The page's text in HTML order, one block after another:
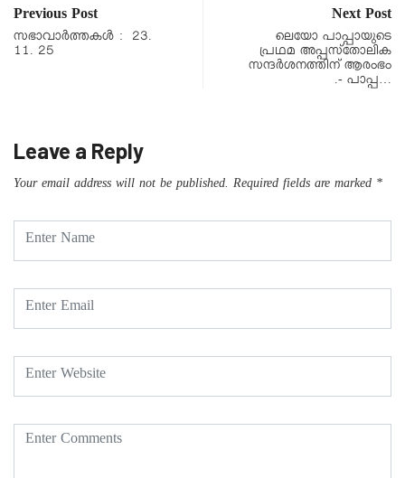
Previous Post
സഭാവാര്‍ത്തകള്‍ : 23.
11. 25
Next Post
ലെയോ പാപ്പായുടെ
പ്രഥമ അപ്പസ്‌തോലിക
സന്ദര്‍ശനത്തിന് ആരംഭം
.- പാപ്പ…
Leave a Reply
Your email address will not be published. Required fields are marked *